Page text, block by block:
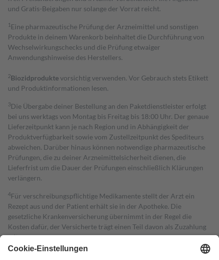
und Gratis-Beigaben nur solange der Vorrat reicht.
1 Eine pharmazeutische Prüfung der Arzneimittel und sonstigen
Produkte in deinem Warenkorb beinhaltet die Durchführung von
Wechselwirkungschecks und die Prüfung etwaiger
Anwendungshinweise des Herstellers.
2Biozidproduktevorsichtig verwenden. Vor Gebrauch stets Etikett
und Produktinformationen lesen.
3Die Übergabe deiner Bestellung an den Paketdienstleister erfolgt
bei uns werktags von Montag bis Freitag bis 18:00 Uhr. Der genaue
Lieferzeitpunkt kann je nach Region und in Abhängigkeit der
Produktverfügbarkeit sowie vom Zustellzeitpunkt des Spediteurs
abweichen. Darüber hinaus können notwendige pharmazeutische
Prüfungen, die zu deiner Arzneimittelsicherheit dienen, die
Lieferfrist um die Dauer der Prüfungen einschließlich Klärungen
verlängern.
4Für verschreibungspflichtige Medikamente stellt der Arzt ein
Rezept aus und der Patient erhält sie in der Apotheke. Die
gesetzliche Krankenversicherung übernimmt in der Regel die
Kosten dafür, der Versicherte trägt einen Teil davon als Zuzahlung
mit.
Grundsätzlich leisten Mitglieder Zuzahlungen in Höhe von zehn